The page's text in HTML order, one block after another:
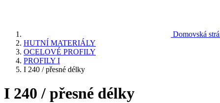
Domovská
HUTNÍ MATERIÁLY
OCELOVÉ PROFILY
PROFILY I
I 240 / přesné délky
I 240 / přesné délky